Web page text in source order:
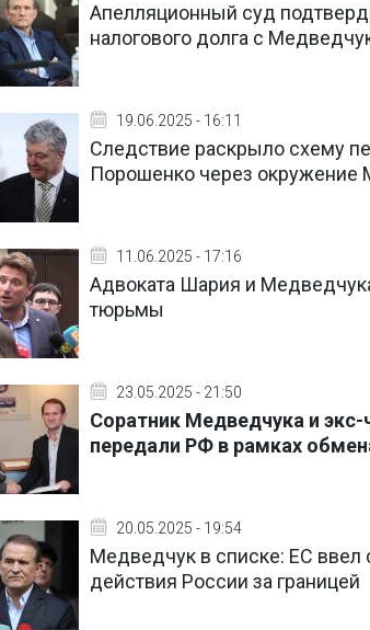
Апелляционный суд
налогового долга с
19.06.2025 - 16:11
Следствие раскрыло схему
Порошенко через окружение
11.06.2025 - 17:16
Адвоката Шария и
тюрьмы
23.05.2025 - 21:50
Соратник Медведчука и
передали РФ в рамках
20.05.2025 - 19:54
Медведчук в списке: ЕС ввел
действия России за границей